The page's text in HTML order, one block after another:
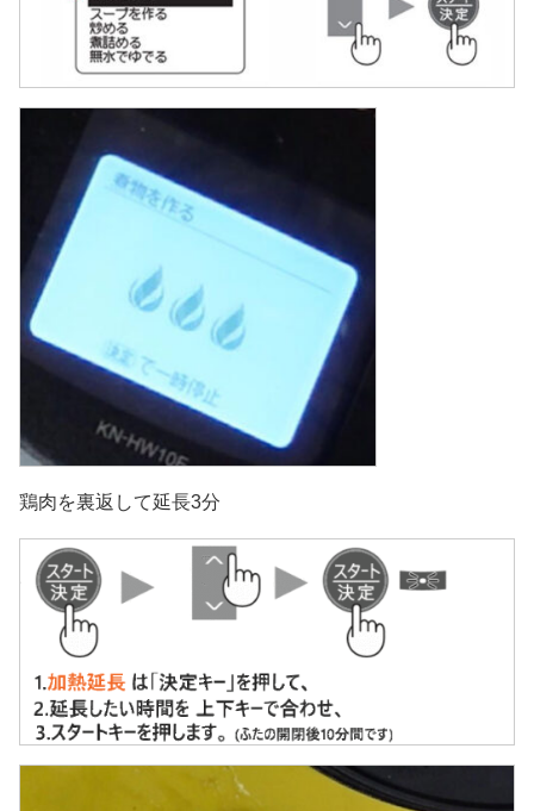
鶏肉を裏返して延長3分